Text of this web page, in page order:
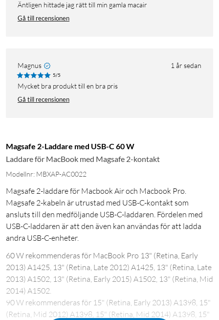
Äntligen hittade jag rätt till min gamla macair
Gå till recensionen
Magnus 1 år sedan
5/5
Mycket bra produkt till en bra pris
Gå till recensionen
Magsafe 2-Laddare med USB-C 60 W
Laddare för MacBook med Magsafe 2-kontakt
Modellnr: MBXAP-AC0022
Magsafe 2-laddare för Macbook Air och Macbook Pro.
Magsafe 2-kabeln är utrustad med USB-C-kontakt som
ansluts till den medföljande USB-C-laddaren. Fördelen med
USB-C-laddaren är att den även kan användas för att ladda
andra USB-C-enheter.
60 W rekommenderas för MacBook Pro 13" (Retina, Early
2013) A1425, 13" (Retina, Late 2012) A1425, 13" (Retina, Late
2013) A1502, 13" (Retina, Early 2015) A1502, 13" (Retina, Mid
2014) A1502.
90 W rekommenderas för 15" (Retina, Early 2013) A1398, 15"
(Retina, Mid 2012) A1398, 15" (Retina, Mid 2014) A1398, 15"